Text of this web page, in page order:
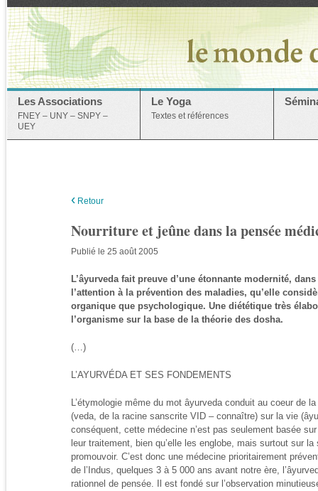
Les Associations
FNEY – UNY – SNPY –
UEY
Le Yoga
Textes et références
‹ Retour
Nourriture et jeûne dans la pensée
Publié le 25 août 2005
L’âyurveda fait preuve d’une étonnante modernité,
l’attention à la prévention des maladies, qu’elle
organique que psychologique. Une diététique très
l’organisme sur la base de la théorie des dosha.
(…)
L’AYURVÉDA ET SES FONDEMENTS
L’étymologie même du mot âyurveda conduit au coeur de
(veda, de la racine sanscrite VID – connaître) sur la vie
conséquent, cette médecine n’est pas seulement basée
leur traitement, bien qu’elle les englobe, mais surtout sur
promouvoir. C’est donc une médecine prioritairement
de l’Indus, quelques 3 à 5 000 ans avant notre ère,
rationnel de pensée. Il est fondé sur l’observation